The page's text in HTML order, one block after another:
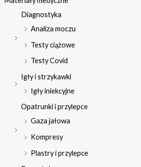
Diagnostyka
Analiza moczu
Testy ciążowe
Testy Covid
Igły i strzykawki
Igły iniekcyjne
Opatrunki i przylepce
Gaza jałowa
Kompresy
Plastry i przylepce